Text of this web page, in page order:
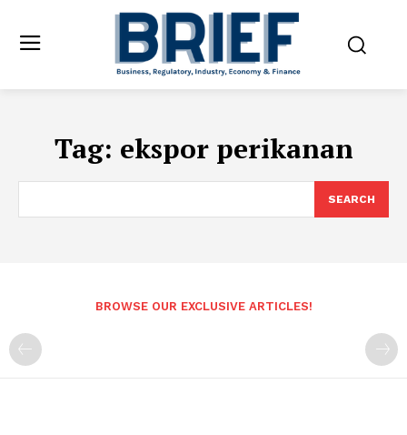
Tag: ekspor perikanan
SEARCH
BROWSE OUR EXCLUSIVE ARTICLES!